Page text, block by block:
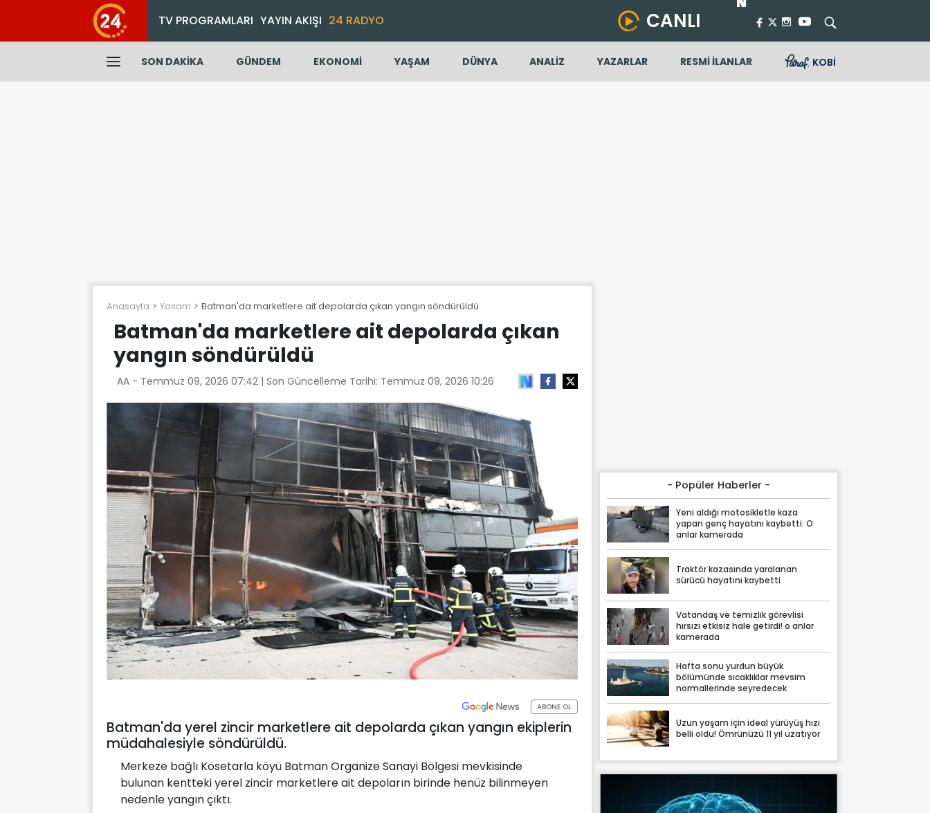
TV PROGRAMLARI YAYIN AKIŞI 24 RADYO CANLI
SON DAKİKA GÜNDEM EKONOMİ YAŞAM DÜNYA ANALİZ YAZARLAR RESMİ İLANLAR KOBİ
Anasayfa Yasam Batman'da marketlere ait depolarda çıkan yangın söndürüldü
Batman'da marketlere ait depolarda çıkan
yangın söndürüldü
AA - Temmuz 09, 2026 07:42 | Son Güncelleme Tarihi: Temmuz 09, 2026 10:26
ABONE OL
Batman'da yerel zincir marketlere ait depolarda çıkan yangın ekiplerin
müdahalesiyle söndürüldü.
Merkeze bağlı Kösetarla köyü Batman Organize Sanayi Bölgesi mevkisinde
bulunan kentteki yerel zincir marketlere ait depoların birinde henüz bilinmeyen
nedenle yangın çıktı.
- Popüler Haberler -
Yeni aldığı motosikletle kaza
yapan genç hayatını kaybetti: O
anlar kamerada
Traktör kazasında yaralanan
sürücü hayatını kaybetti
Vatandaş ve temizlik görevlisi
hırsızı etkisiz hale getirdi! o anlar
kamerada
Hafta sonu yurdun büyük
bölümünde sıcaklıklar mevsim
normallerinde seyredecek
Uzun yaşam için ideal yürüyüş hızı
belli oldu! Ömrünüzü 11 yıl uzatıyor